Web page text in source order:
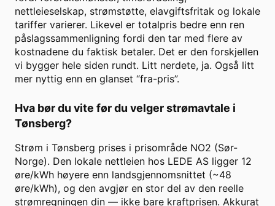
nettleieselskap, strømstøtte, elavgiftsfritak og lokale
tariffer varierer. Likevel er totalpris bedre enn ren
påslagssammenligning fordi den tar med flere av
kostnadene du faktisk betaler. Det er den forskjellen
vi bygger hele siden rundt. Litt nerdete, ja. Også litt
mer nyttig enn en glanset “fra-pris”.
Hva bør du vite før du velger strømavtale i
Tønsberg?
Strøm i Tønsberg prises i prisområde NO2 (Sør-
Norge). Den lokale nettleien hos LEDE AS ligger 12
øre/kWh høyere enn landsgjennomsnittet (~48
øre/kWh), og den avgjør en stor del av den reelle
strømregningen din — ikke bare kraftprisen. Akkurat